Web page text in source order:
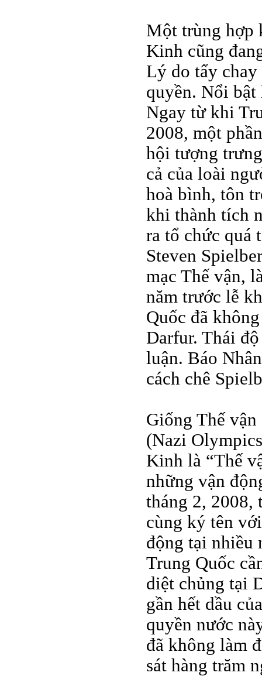
Một trùng hợp
Kinh cũng
Lý do tẩy chay
quyền. Nổi bật
Ngay từ khi
2008, một
hội tượng
cả của loài
hoà bình, tôn
khi thành tích
ra tổ chức quá
Steven
mạc Thế vận,
năm trước lễ
Quốc đã
Darfur. Thái
luận. Báo
cách chê
Giống Thế
(Nazi
Kinh là “Thế
những vận
tháng 2, 2008,
cùng ký tên
động tại nhiều
Trung Quốc
diệt chủng tại
gần hết dầu
quyền nước
đã không làm
sát hàng trăm